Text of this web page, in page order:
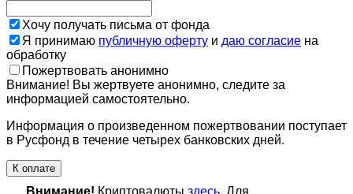
Хочу получать письма от фонда
Я принимаю публичную оферту и даю согласие на
обработку
Пожертвовать анонимно
Внимание! Вы жертвуете анонимно, следите за
информацией самостоятельно.
Информация о произведенном пожертвовании поступает
в Русфонд в течение четырех банковских дней.
К оплате
Внимание! Криптовалюты здесь. Для